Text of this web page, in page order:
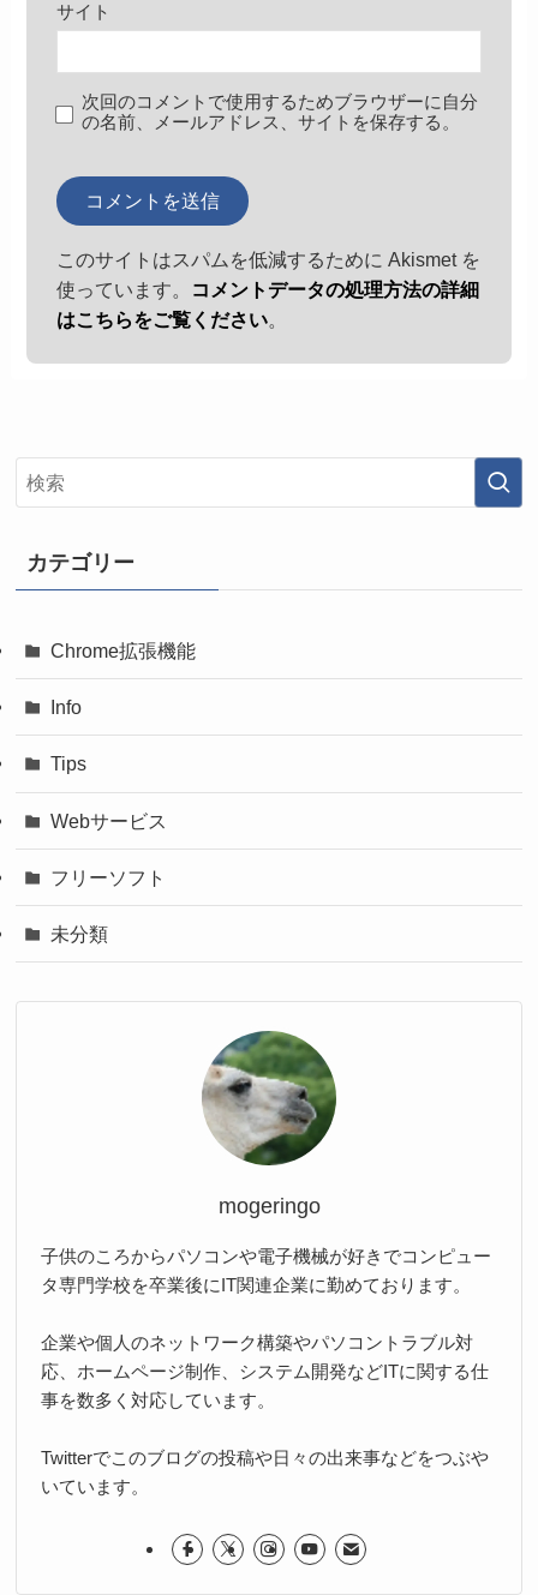
サイト
次回のコメントで使用するためブラウザーに自分
の名前、メールアドレス、サイトを保存する。
このサイトはスパムを低減するために Akismet を
使っています。
コメントデータの処理方法の詳細
はこちらをご覧ください。
カテゴリー
Chrome拡張機能
Info
Tips
Webサービス
フリーソフト
未分類
mogeringo
子供のころからパソコンや電子機械が好きでコンピュー
タ専門学校を卒業後にIT関連企業に勤めております。
企業や個人のネットワーク構築やパソコントラブル対
応、ホームページ制作、システム開発などITに関する仕
事を数多く対応しています。
Twitterでこのブログの投稿や日々の出来事などをつぶや
いています。